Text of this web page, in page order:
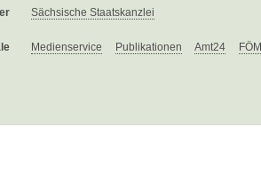
Sächsische Staatskanzlei
Medienservice Publikationen Amt24